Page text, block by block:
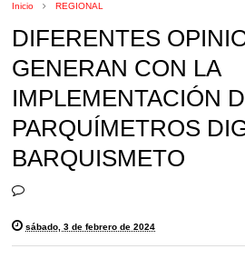
Inicio REGIONAL
DIFERENTES
GENERAN CON LA
IMPLEMENTACIÓN
PARQUÍMETROS
BARQUISMETO
sábado, 3 de febrero de 2024